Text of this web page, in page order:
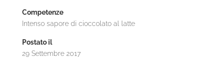
Competenze
Intenso sapore di cioccolato al latte
Postato il
29 Settembre 2017